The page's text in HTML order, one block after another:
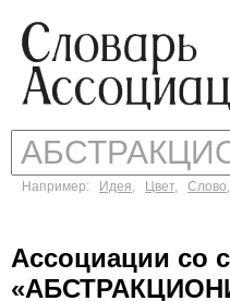
Например: Идея, Цвет, Слово
Ассоциации со